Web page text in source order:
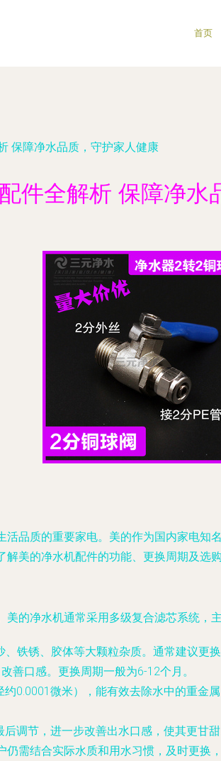
首页
保障净水品质，守护家人健康
件全解析 保障净水
品质的重要家电。美的作为国内家电
美的净水机配件的功能、更换周期及选
的净水机通常采用多级复合滤芯系统，主
、铁锈、胶体等大颗粒杂质。通常建议更
善口感。更换周期一般为6-12个月。
约0.0001微米），能有效去除水中的重
后调节，进一步改善出水口感，使其更甘
需结合实际水质和用水习惯，及时更换